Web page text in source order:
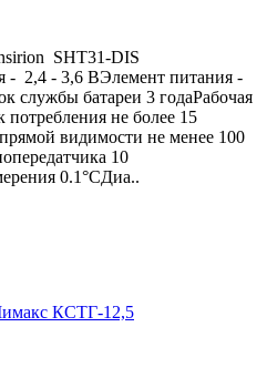
SHT31-DIS
- 2,4 - 3,6 ВЭлемент питания -
службы батареи 3 годаРабочая
не более 15
видимости не менее 100
10
0.1°CДиа..